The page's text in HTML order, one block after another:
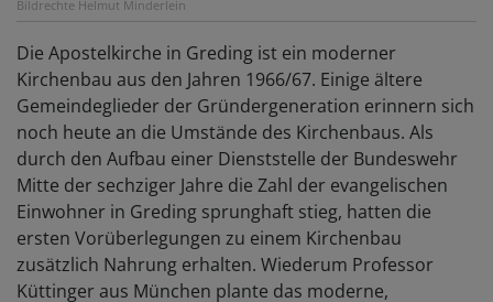
Bildrechte Helmut Minderlein
Die Apostelkirche in Greding ist ein moderner
Kirchenbau aus den Jahren 1966/67. Einige ältere
Gemeindeglieder der Gründergeneration erinnern sich
noch heute an die Umstände des Kirchenbaus. Als
durch den Aufbau einer Dienststelle der Bundeswehr
Mitte der sechziger Jahre die Zahl der evangelischen
Einwohner in Greding sprunghaft stieg, hatten die
ersten Vorüberlegungen zu einem Kirchenbau
zusätzlich Nahrung erhalten. Wiederum Professor
Küttinger aus München plante das moderne,